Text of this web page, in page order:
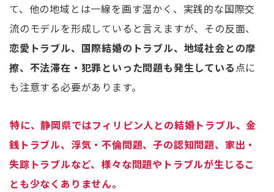
て、他の地域とは一線を画す温かく、実践的な国際交
流のモデルを形成していると言えますが、その反面、
恋愛トラブル、国際結婚のトラブル、地域社会との摩
擦、不法滞在・犯罪といった問題も発生している点に
も注意する必要があります。
特に、静岡県ではフィリピン人との結婚トラブル、金
銭トラブル、浮気・不倫問題、子の認知問題、家出・
失踪トラブルなど、様々な問題やトラブルが生じるこ
とも少なくありません。